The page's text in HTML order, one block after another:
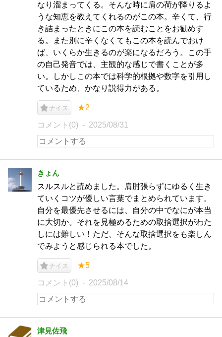
なり溜まってくる。そんな時に肩の荷が降りるよ
うな知恵を教えてくれるのがこの本。辛くて、行
き詰まったときにこの本を読むことをお勧めす
る。また別に辛くなくてもこの本を読んでおけ
ば、いくらか生きるのが楽になるだろう。この手
の自己発音では、主観的な感じで書くことが多
い。しかしこの本では科学的根拠や数字を引用し
ているため、かなり説得力がある。
ナイス ★2
コメント(0) 2025/08/31
きょん
スルスルと読めました。肩肘張らずにゆるく生き
ていくコツが優しい言葉でまとめられています。
自分を最優先させるには、自分の中でなにが本当
に大切か。それを見極めるための取捨選択がわた
しには難しい！ただ、そんな取捨選択をも楽しん
でみようと感じられる本でした。
ナイス ★5
コメント(0) 2025/08/14
津見佐飛